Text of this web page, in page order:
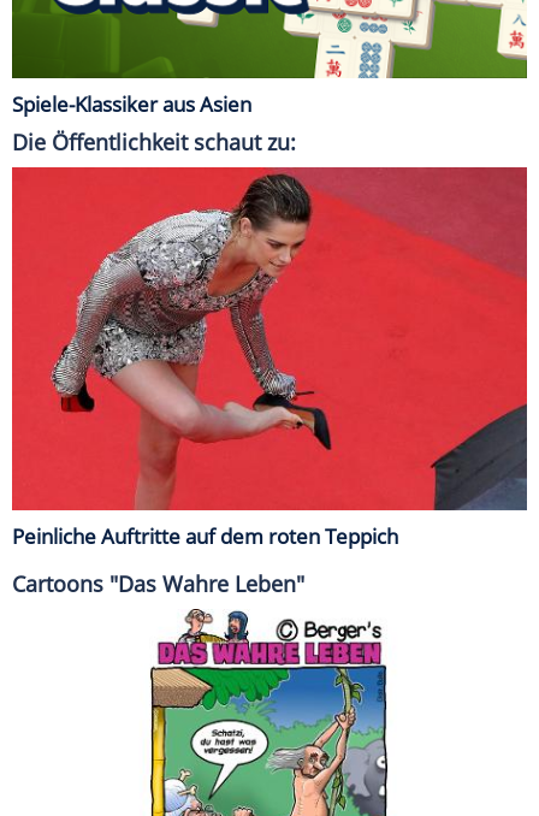
Spiele-Klassiker aus Asien
Die Öffentlichkeit schaut zu:
Peinliche Auftritte auf dem roten Teppich
Cartoons "Das Wahre Leben"